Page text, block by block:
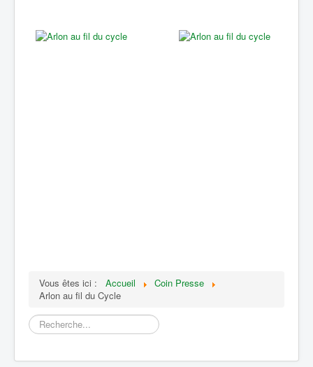
Vous êtes ici : Accueil
Coin Presse
Arlon au fil du Cycle
Rechercher